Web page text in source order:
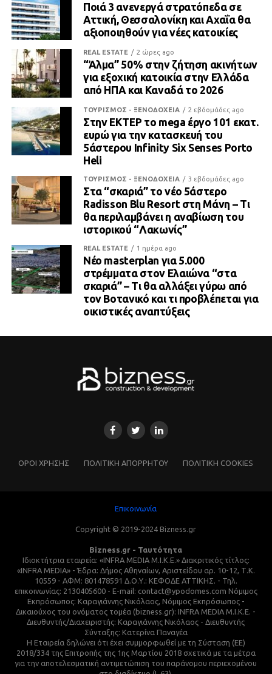
Ποιά 3 ανενεργά στρατόπεδα σε
Αττική, Θεσσαλονίκη και Αχαΐα θα
αξιοποιηθούν για νέες κατοικίες
REAL ESTATE 2 ώρες ago
“Άλμα” 50% στην ζήτηση ακινήτων
για εξοχική κατοικία στην Ελλάδα
από ΗΠΑ και Καναδά το 2026
ΤΟΥΡΙΣΜΟΣ - ΞΕΝΟΔΟΧΕΙΑ 2 εβδομάδες ago
Στην ΕΚΤΕΡ το mega έργο 101 εκατ.
ευρώ για την κατασκευή του
5άστερου Infinity Six Senses Porto
Heli
ΤΟΥΡΙΣΜΟΣ - ΞΕΝΟΔΟΧΕΙΑ 3 εβδομάδες ago
Στα “σκαριά” το νέο 5άστερο
Radisson Blu Resort στη Μάνη – Τι
θα περιλαμβάνει η αναβίωση του
ιστορικού “Λακωνίς”
REAL ESTATE 1 ημέρα ago
Νέο masterplan για 5.000
στρέμματα στον Ελαιώνα “στα
σκαριά” – Τι θα αλλάξει γύρω από
τον Βοτανικό και τι προβλέπεται για
οικιστικές αναπτύξεις
ΌΡΟΙ ΧΡΗΣΗΣ ΠΟΛΙΤΙΚΗ ΑΠΟΡΡΗΤΟΥ ΠΟΛΙΤΙΚΗ COOKIES
Επικοινωνία
Copyright © 2019-2024 Bizness.gr
Bizness.gr - Ταυτότητα
Ιδιοκτήτρια εταιρεία: «INFRA MEDIA M.I.K.E.» Διακριτικός τίτλος:
«INFRA MEDIA» - Έδρα: Δήμος Αθηναίων, Αριστείδου αρ. 10-12, Τ.Κ.
10559 - ΑΦΜ: 801478591 Δ.Ο.Υ.: ΚΕΦΟΔΕ ΑΤΤΙΚΗΣ. - Τηλ.
επικοινωνίας: 2130405600 - E-mail: contact@ypodomes.com Νόμιμος
Εκπρόσωπος: Καραγιάννης Νικόλαος, Νόμιμος Εκπρόσωπος -
Δικαιούχος του ονόματος τομέα (bizness.gr): INFRA MEDIA M.I.K.E. -
Διευθυντής/Διαχειριστής: Καραγιάννης Νικόλαος - Διευθυντής
Σύνταξης: Κατερίνα Παναγέα
Η Εταιρεία δηλώνει ότι έχει συμμορφωθεί με τη Σύσταση (ΕΕ)
2018/334 της Επιτροπής της 1ης Μαρτίου 2018 σχετικά με τα μέτρα
για την αποτελεσματική αντιμετώπιση του παράνομου περιεχομένου